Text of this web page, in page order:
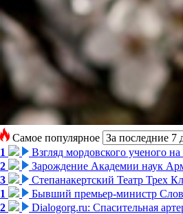
Самое популярное
1
Взгляд мордовского ученого
2
Зарождение Академии наук
3
Степанакертский Театр Трех
1
Бывший премьер-министр
2
Dialogorg.ru: Спасительная